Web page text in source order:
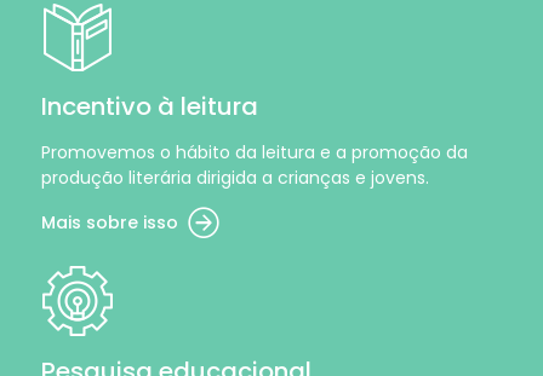
Incentivo à leitura
Promovemos o hábito da leitura e a promoção da
produção literária dirigida a crianças e jovens.
Mais sobre isso